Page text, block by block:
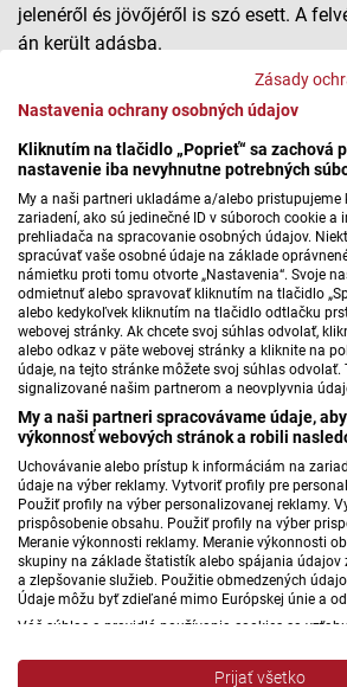
Zásady
Nastavenia ochrany osobných údajov
Kliknutím na tlačidlo „Poprieť“ sa zachová
nastavenie iba nevyhnutne potrebných
My a naši partneri ukladáme a/alebo
zariadení, ako sú jedinečné ID v súboroch cookie a
prehliadača na spracovanie osobných údajov.
spracúvať vaše osobné údaje na základe
námietku proti tomu otvorte „Nastavenia“. Svoje
odmietnuť alebo spravovať kliknutím na tlačidlo
alebo kedykoľvek kliknutím na tlačidlo odtlačku
webovej stránky. Ak chcete svoj súhlas odvolať,
alebo odkaz v päte webovej stránky a kliknite na
údaje, na tejto stránke môžete svoj súhlas odvolať.
signalizované našim partnerom a neovplyvnia
My a naši partneri spracovávame údaje,
výkonnosť webových stránok a robili
Uchovávanie alebo prístup k informáciám na
údaje na výber reklamy. Vytvoriť profily pre
Použiť profily na výber personalizovanej reklamy.
prispôsobenie obsahu. Použiť profily na výber
Meranie výkonnosti reklamy. Meranie výkonnosti
skupiny na základe štatistík alebo spájania údajov
a zlepšovanie služieb. Použitie obmedzených
Údaje môžu byť zdieľané mimo Európskej únie a
Váš súhlas a pravidlá používania cookies sa
Stred, Rádio Regina Západ, Rádio Patria, Rádio
pozdravy, Rádio Slovensko, RSI Francais, RSI
Prijať všetko
jelenéről és jövőjéről is szó esett. A
án került adásba.
A podcast itt hallgatható meg.
Podcastjeinket megtalálhatja aSpotify
Podcastfelületén és aYouTube-
Jednotka
Dvojka
24
Šport
Správy STVR
Podcasty
Mobilné aplikácie